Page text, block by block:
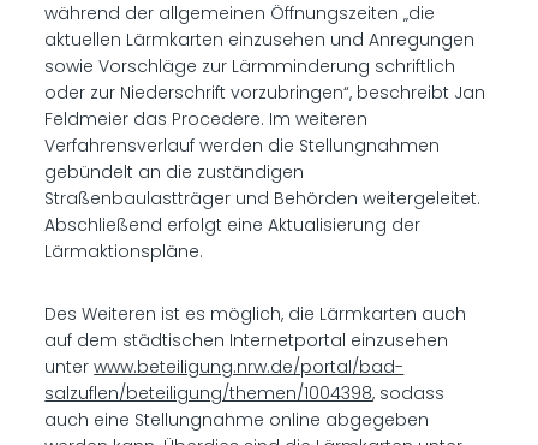
während der allgemeinen Öffnungszeiten „die
aktuellen Lärmkarten einzusehen und Anregungen
sowie Vorschläge zur Lärmminderung schriftlich
oder zur Niederschrift vorzubringen“, beschreibt Jan
Feldmeier das Procedere. Im weiteren
Verfahrensverlauf werden die Stellungnahmen
gebündelt an die zuständigen
Straßenbaulastträger und Behörden weitergeleitet.
Abschließend erfolgt eine Aktualisierung der
Lärmaktionspläne.
Des Weiteren ist es möglich, die Lärmkarten auch
auf dem städtischen Internetportal einzusehen
unterwww.beteiligung.nrw.de/portal/bad-
salzuflen/beteiligung/themen/1004398, sodass
auch eine Stellungnahme online abgegeben